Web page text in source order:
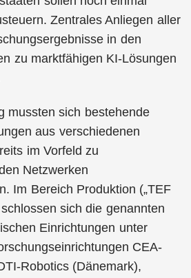
Zentrales Anliegen aller
in den
zu marktfähigen KI-Lösungen
mussten sich bestehende
aus verschiedenen
im Vorfeld zu
Netzwerken
Im Bereich Produktion („TEF
sich die genannten
Einrichtungen unter
CEA-
Robotics (Dänemark),